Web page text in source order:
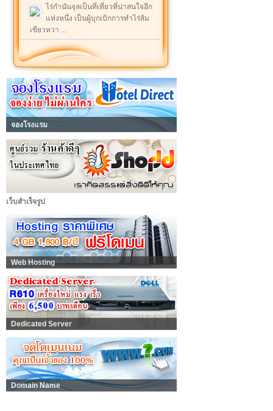
ไร่กำนันจุลเป็นที่เที่ยวที่น่าสนใจอีก
แห่งหนึ่ง เป็นผู้บุกเบิกการทำไร่ส้ม
เขียวหวา ...
จองโรงแรม
เว็บสำเร็จรูป
Web Hosting
Dedicated Server
Domain Name